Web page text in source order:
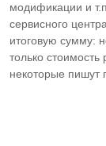
модификации и
сервисного
итоговую сумму:
только стоимость
некоторые пишут